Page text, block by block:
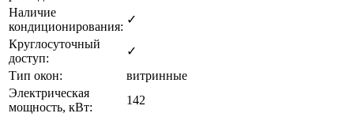
Наличие
кондиционирования:
✓
Круглосуточный
доступ:
✓
Тип окон:
витринные
Электрическая
мощность, кВт:
142